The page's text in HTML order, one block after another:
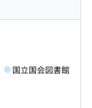
国立国会図書館